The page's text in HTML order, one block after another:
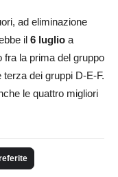
ad eliminazione
il 6 luglio a
fra la prima del gruppo
terza dei gruppi D-E-F.
le quattro migliori